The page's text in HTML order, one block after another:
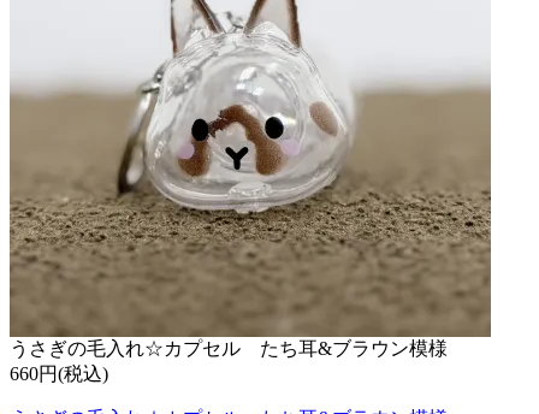
うさぎの毛入れ☆カプセル たち耳&ブラウン模様
660円(税込)